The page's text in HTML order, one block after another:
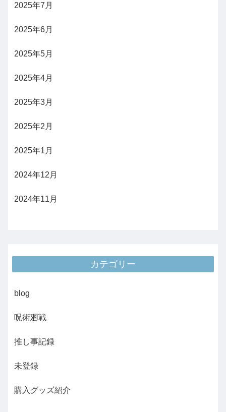
2025年7月
2025年6月
2025年5月
2025年4月
2025年3月
2025年2月
2025年1月
2024年12月
2024年11月
カテゴリー
blog
呪術廻戦
推し事記録
未登録
購入グッズ紹介